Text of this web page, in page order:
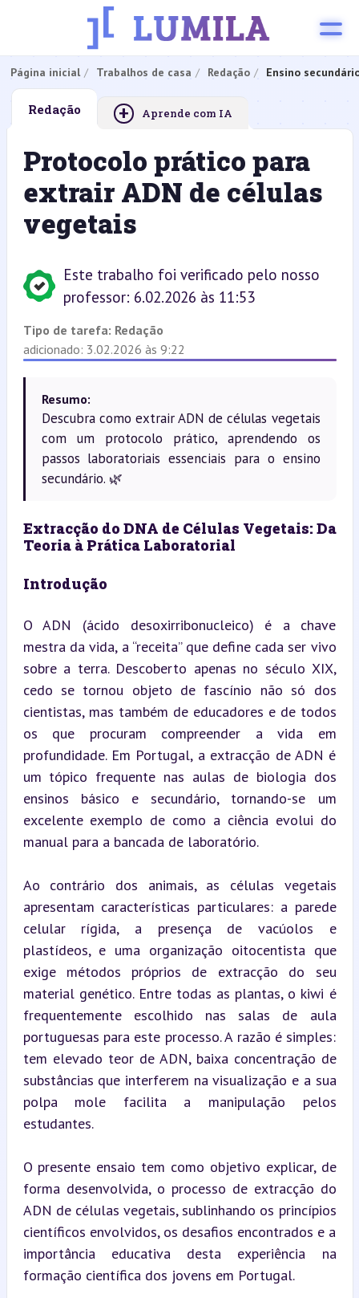
Página inicial Trabalhos de casa Redação Ensino
Redação + Aprende com IA
Protocolo prático para
extrair ADN de células
vegetais
Este trabalho foi verificado pelo nosso
professor: 6.02.2026 às 11:53
Tipo de tarefa: Redação
adicionado: 3.02.2026 às 9:22
Resumo:
Descubra como extrair ADN de células vegetais
com um protocolo prático, aprendendo os
passos laboratoriais essenciais para o ensino
secundário. 🌿
Extracção do DNA de Células Vegetais: Da
Teoria à Prática Laboratorial
Introdução
O ADN (ácido desoxirribonucleico) é a chave
mestra da vida, a “receita” que define cada ser vivo
sobre a terra. Descoberto apenas no século XIX,
cedo se tornou objeto de fascínio não só dos
cientistas, mas também de educadores e de todos
os que procuram compreender a vida em
profundidade. Em Portugal, a extracção de ADN é
um tópico frequente nas aulas de biologia dos
ensinos básico e secundário, tornando-se um
excelente exemplo de como a ciência evolui do
manual para a bancada de laboratório.
Ao contrário dos animais, as células vegetais
apresentam características particulares: a parede
celular rígida, a presença de vacúolos e
plastídeos, e uma organização oitocentista que
exige métodos próprios de extracção do seu
material genético. Entre todas as plantas, o kiwi é
frequentemente escolhido nas salas de aula
portuguesas para este processo. A razão é simples:
tem elevado teor de ADN, baixa concentração de
substâncias que interferem na visualização e a sua
polpa mole facilita a manipulação pelos
estudantes.
O presente ensaio tem como objetivo explicar, de
forma desenvolvida, o processo de extracção do
ADN de células vegetais, sublinhando os princípios
científicos envolvidos, os desafios encontrados e a
importância educativa desta experiência na
formação científica dos jovens em Portugal.